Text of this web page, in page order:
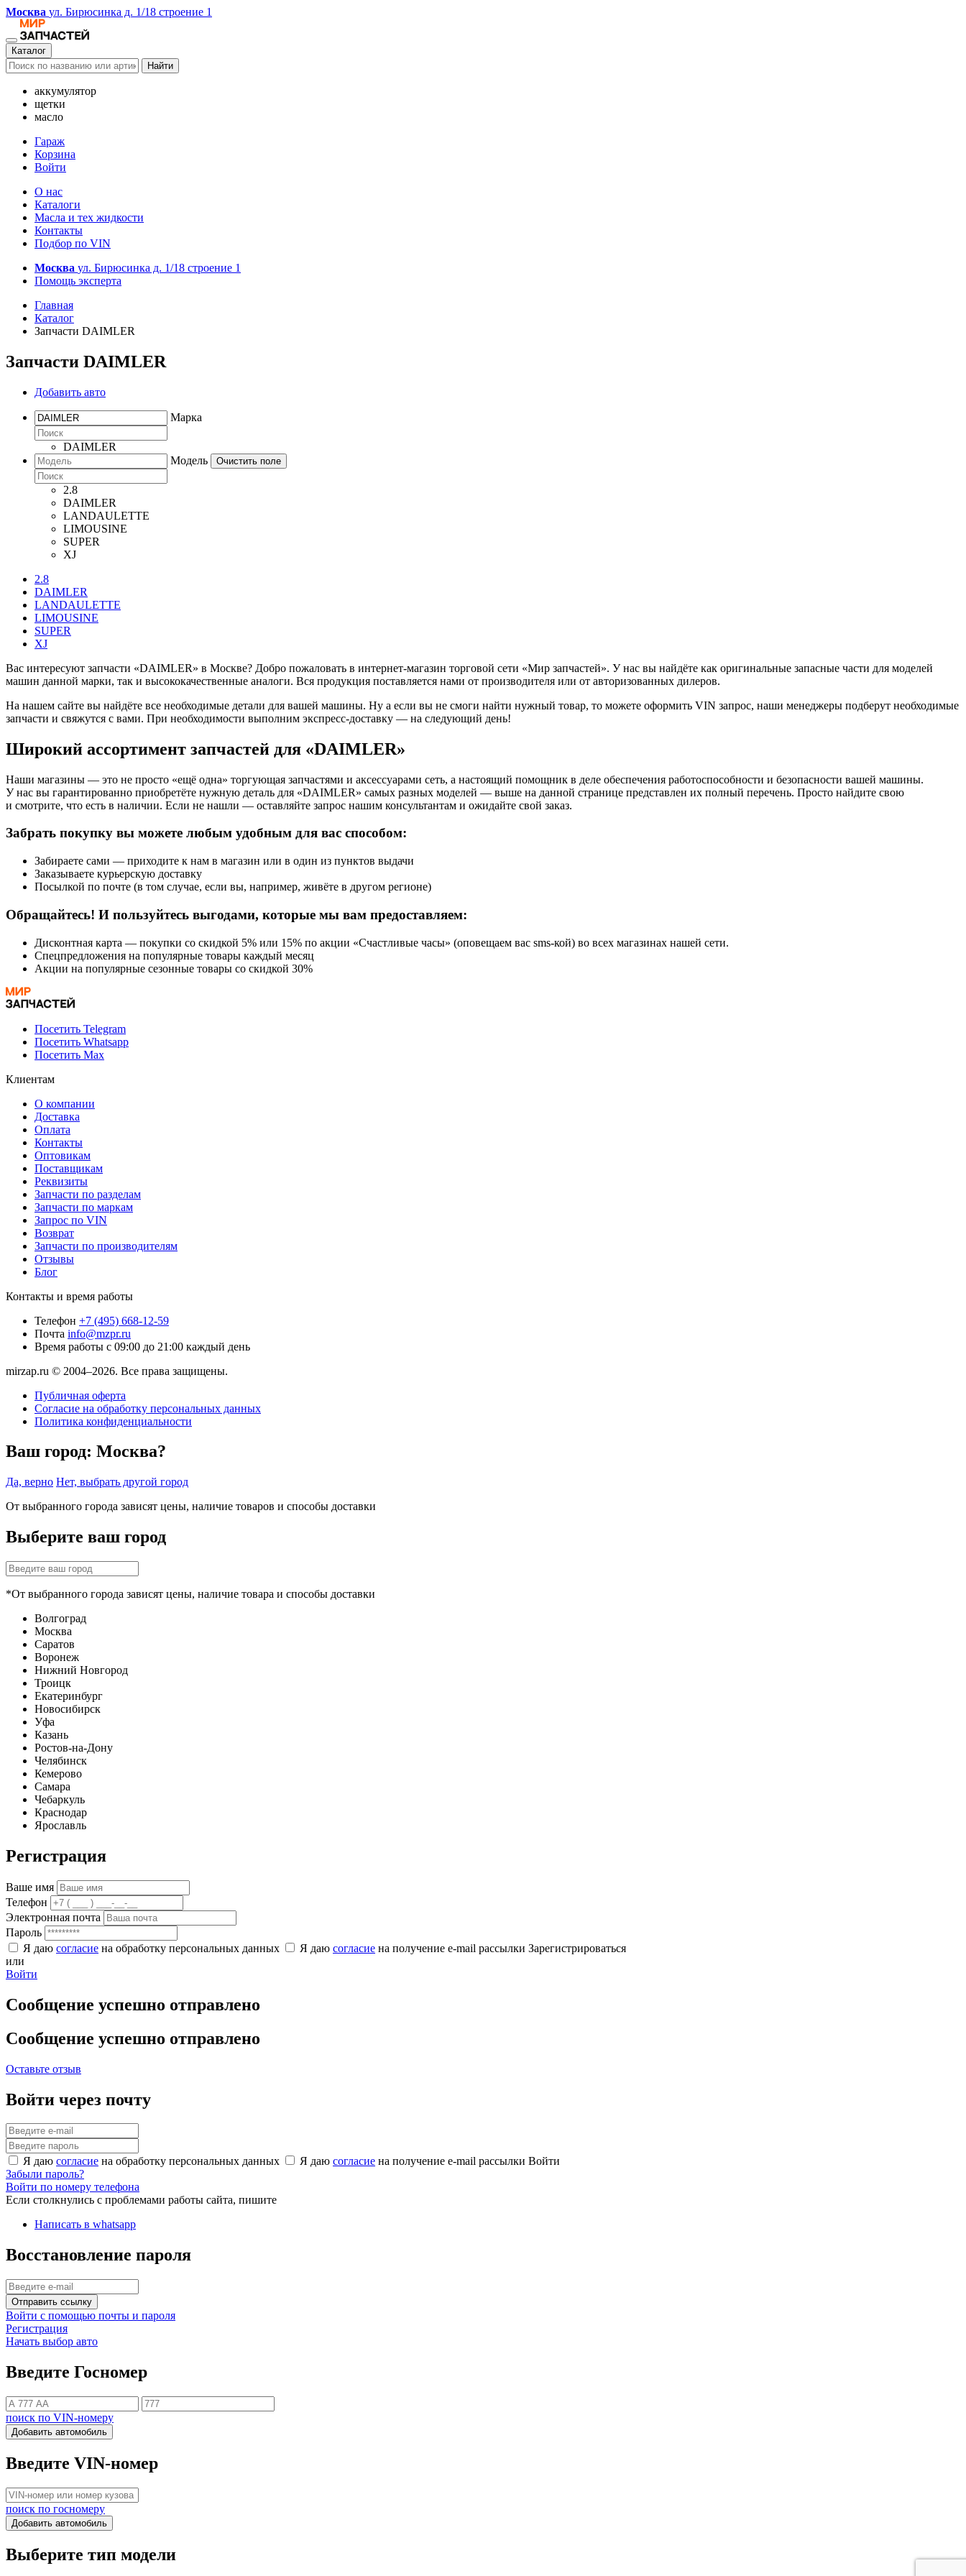
Москва ул. Бирюсинка д. 1/18 строение 1
Каталог
Найти
аккумулятор
щетки
масло
Гараж
Корзина
Войти
О нас
Каталоги
Масла и тех жидкости
Контакты
Подбор по VIN
Москва ул. Бирюсинка д. 1/18 строение 1
Помощь эксперта
Главная
Каталог
Запчасти DAIMLER
Запчасти DAIMLER
Добавить авто
Марка
DAIMLER
Модель
Очистить поле
2.8
DAIMLER
LANDAULETTE
LIMOUSINE
SUPER
XJ
2.8
DAIMLER
LANDAULETTE
LIMOUSINE
SUPER
XJ
Вас интересуют запчасти «DAIMLER» в Москве? Добро пожаловать в интернет-магазин торговой сети «Мир запчастей». У нас вы найдёте как оригинальные запасные части для моделей
машин данной марки, так и высококачественные аналоги. Вся продукция поставляется нами от производителя или от авторизованных дилеров.
На нашем сайте вы найдёте все необходимые детали для вашей машины. Ну а если вы не смоги найти нужный товар, то можете оформить VIN запрос, наши менеджеры подберут необходимые
запчасти и свяжутся с вами. При необходимости выполним экспресс-доставку — на следующий день!
Широкий ассортимент запчастей для «DAIMLER»
Наши магазины — это не просто «ещё одна» торгующая запчастями и аксессуарами сеть, а настоящий помощник в деле обеспечения работоспособности и безопасности вашей машины.
У нас вы гарантированно приобретёте нужную деталь для «DAIMLER» самых разных моделей — выше на данной странице представлен их полный перечень. Просто найдите свою
и смотрите, что есть в наличии. Если не нашли — оставляйте запрос нашим консультантам и ожидайте свой заказ.
Забрать покупку вы можете любым удобным для вас способом:
Забираете сами — приходите к нам в магазин или в один из пунктов выдачи
Заказываете курьерскую доставку
Посылкой по почте (в том случае, если вы, например, живёте в другом регионе)
Обращайтесь! И пользуйтесь выгодами, которые мы вам предоставляем:
Дисконтная карта — покупки со скидкой 5% или 15% по акции «Счастливые часы» (оповещаем вас sms-кой) во всех магазинах нашей сети.
Спецпредложения на популярные товары каждый месяц
Акции на популярные сезонные товары со скидкой 30%
Посетить Telegram
Посетить Whatsapp
Посетить Max
Клиентам
О компании
Доставка
Оплата
Контакты
Оптовикам
Поставщикам
Реквизиты
Запчасти по разделам
Запчасти по маркам
Запрос по VIN
Возврат
Запчасти по производителям
Отзывы
Блог
Контакты и время работы
Телефон +7 (495) 668-12-59
Почта info@mzpr.ru
Время работы с 09:00 до 21:00 каждый день
mirzap.ru © 2004–2026. Все права защищены.
Публичная оферта
Согласие на обработку персональных данных
Политика конфиденциальности
Ваш город: Москва?
Да, верно Нет, выбрать другой город
От выбранного города зависят цены, наличие товаров и способы доставки
Выберите ваш город
*От выбранного города зависят цены, наличие товара и способы доставки
Волгоград
Москва
Саратов
Воронеж
Нижний Новгород
Троицк
Екатеринбург
Новосибирск
Уфа
Казань
Ростов-на-Дону
Челябинск
Кемерово
Самара
Чебаркуль
Краснодар
Ярославль
Регистрация
Ваше имя
Телефон
Электронная почта
Пароль
Я даю согласие на обработку персональных данных Я даю согласие на получение e-mail рассылки Зарегистрироваться
или
Войти
Сообщение успешно отправлено
Сообщение успешно отправлено
Оставьте отзыв
Войти через почту
Я даю согласие на обработку персональных данных Я даю согласие на получение e-mail рассылки Войти
Забыли пароль?
Войти по номеру телефона
Если столкнулись с проблемами работы сайта, пишите
Написать в whatsapp
Восстановление пароля
Отправить ссылку
Войти с помощью почты и пароля
Регистрация
Начать выбор авто
Введите Госномер
поиск по VIN-номеру
Добавить автомобиль
Введите VIN-номер
поиск по госномеру
Добавить автомобиль
Выберите тип модели